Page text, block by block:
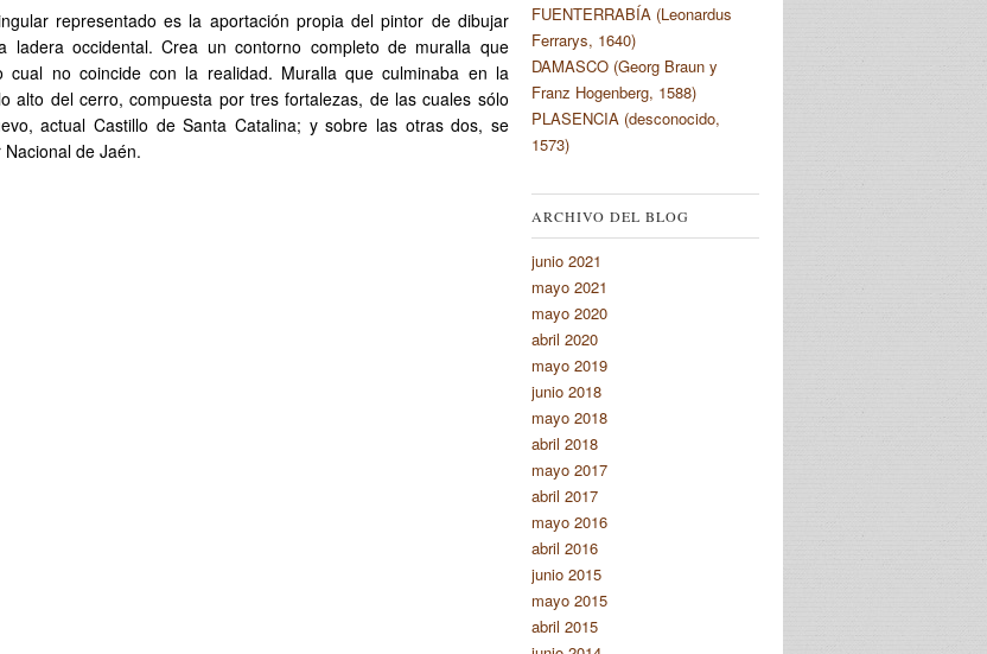
representado es la aportación propia del pintor de dibujar
ladera occidental. Crea un contorno completo de muralla que
cual no coincide con la realidad. Muralla que culminaba en la
alto del cerro, compuesta por tres fortalezas, de las cuales sólo
actual Castillo de Santa Catalina; y sobre las otras dos, se
de Jaén.
FUENTERRABÍA (Leonardus
Ferrarys, 1640)
DAMASCO (Georg Braun y
Franz Hogenberg, 1588)
PLASENCIA (desconocido,
1573)
ARCHIVO DEL BLOG
junio 2021
mayo 2021
mayo 2020
abril 2020
mayo 2019
junio 2018
mayo 2018
abril 2018
mayo 2017
abril 2017
mayo 2016
abril 2016
junio 2015
mayo 2015
abril 2015